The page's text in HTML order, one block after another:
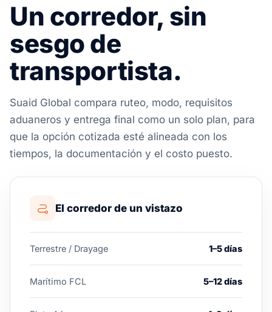
Un corredor, sin
sesgo de
transportista.
Suaid Global compara ruteo, modo, requisitos
aduaneros y entrega final como un solo plan, para
que la opción cotizada esté alineada con los
tiempos, la documentación y el costo puesto.
El corredor de un vistazo
Terrestre / Drayage 1–5 días
Marítimo FCL 5–12 días